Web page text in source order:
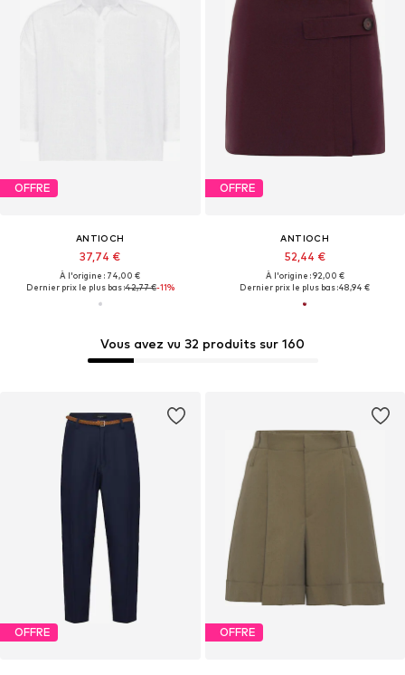
Vous avez vu 32 produits sur 160
OFFRE
ANTIOCH
37,74 €
À l'origine : 74,00 €
Dernier prix le plus bas :42,77 €-11%
OFFRE
ANTIOCH
52,44 €
À l'origine : 92,00 €
Dernier prix le plus bas :48,94 €
OFFRE OFFRE